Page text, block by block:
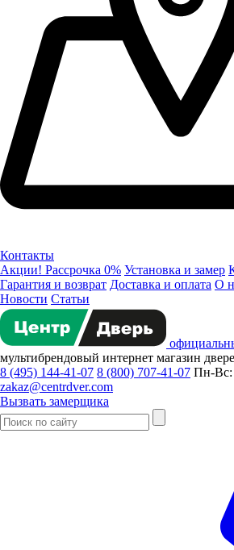
Контакты
Акции! Рассрочка 0% Установка и замер
Гарантия и возврат Доставка и оплата О
Новости Статьи
мультибрендовый интернет магазин
8 (495) 144-41-07 8 (800) 707-41-07 Пн-Вс:
zakaz@centrdver.com
Вызвать замерщика